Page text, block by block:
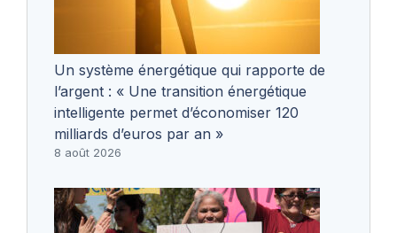
Un système énergétique qui rapporte de
l’argent : « Une transition énergétique
intelligente permet d’économiser 120
milliards d’euros par an »
8 août 2026